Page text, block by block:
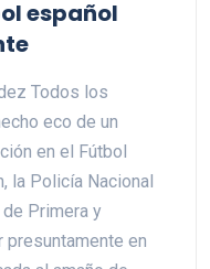
español
Todos los
eco de un
en el Fútbol
la Policía Nacional
Primera y
presuntamente en